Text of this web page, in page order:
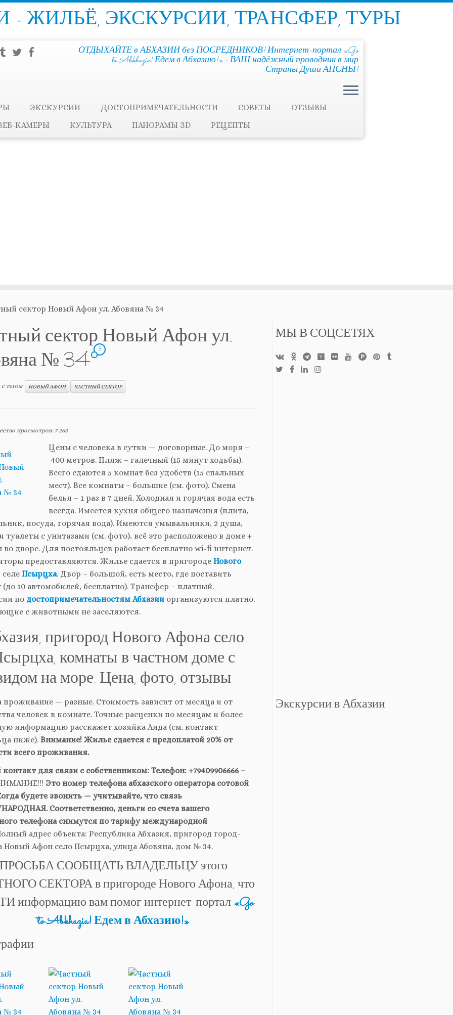
- ЖИЛЬЁ, ЭКСКУРСИИ, ТРАНСФЕР, ТУРЫ
ОТДЫХАЙТЕ в АБХАЗИИ без ПОСРЕДНИКОВ! Интернет-портал «Go
to Abkhazia! Едем в Абхазию!» - ВАШ надёжный проводник в мир
Страны Души АПСНЫ!
ЭКСКУРСИИ ДОСТОПРИМЕЧАТЕЛЬНОСТИ СОВЕТЫ
ОТЗЫВЫ
КАМЕРЫ
КУЛЬТУРА ПАНОРАМЫ ЗD РЕЦЕПТЫ
сектор Новый Афон ул. Абовяна № 34
сектор Новый Афон ул.
№ 34 3
с тегом НОВЫЙ АФОН ЧАСТНЫЙ СЕКТОР
просмотров: 7 263
Цены c человека в сутки — договорные. До моря –
400 метров. Пляж – галечный (15 минут ходьбы).
Всего сдаются 5 комнат без удобств (15 спальных
мест). Все комнаты – большие (см. фото). Смена
белья – 1 раз в 7 дней. Холодная и горячая вода есть
всегда. Имеется кухня общего назначения (плита,
посуда, горячая вода). Имеются умывальники, 2 душа,
туалеты с унитазами (см. фото), всё это расположено в доме +
во дворе. Для постояльцев работает бесплатно wi-fi интернет.
предоставляются. Жилье сдается в пригороде Нового
Псырцха. Двор – большой, есть место, где поставить
10 автомобилей, бесплатно). Трансфер – платный.
по достопримечательностям Абхазии организуются платно.
с животными не заселяются.
пригород Нового Афона село
комнаты в частном доме с
на море. Цена, фото, отзывы
проживание — разные. Стоимость зависит от месяца и от
человек в комнате. Точные расценки по месяцам и более
информацию расскажет хозяйка Аида (см. контакт
ниже). Внимание! Жилье сдается с предоплатой 20% от
всего проживания.
для связи с собственником: Телефон: +79409906666 –
Это номер телефона абхазского оператора сотовой
будете звонить — учитывайте, что связь
Соответственно, деньги со счета вашего
телефона снимутся по тарифу международной
адрес объекта: Республика Абхазия, пригород город-
Новый Афон село Псырцха, улица Абовяна, дом № 34.
СООБЩАТЬ ВЛАДЕЛЬЦУ этого
СЕКТОРА в пригороде Нового Афона, что
информацию вам помог интернет-портал«Go
to Abkhazia! Едем в Абхазию!»
МЫ В СОЦСЕТЯХ
Экскурсии в Абхазии